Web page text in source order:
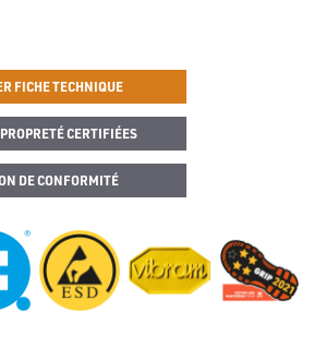
FICHE TECHNIQUE
CERTIFIÉES
DE CONFORMITÉ